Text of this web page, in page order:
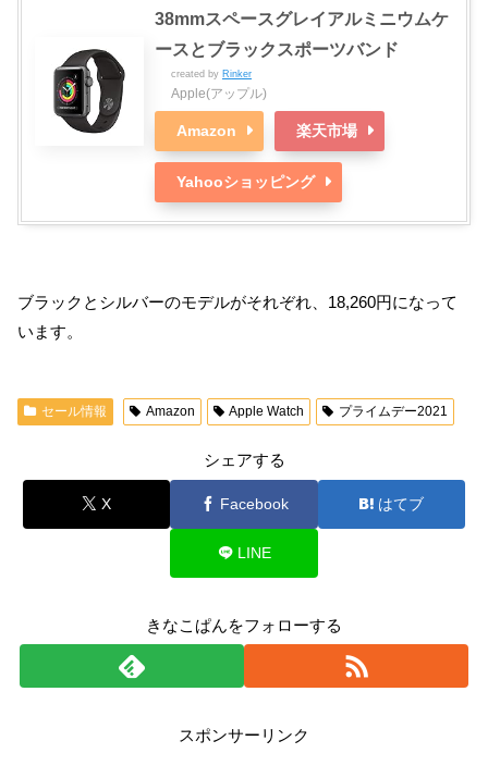
38mmスペースグレイアルミニウムケ
ースとブラックスポーツバンド
created by Rinker
Apple(アップル)
Amazon 楽天市場
Yahooショッピング
ブラックとシルバーのモデルがそれぞれ、18,260円になって
います。
セール情報 Amazon Apple Watch プライムデー2021
シェアする
X Facebook はてブ
LINE
きなこぱんをフォローする
スポンサーリンク